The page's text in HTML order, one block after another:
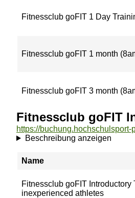
Fitnessclub goFIT 1 Day
Fitnessclub goFIT 1 month
Fitnessclub goFIT 3 month
Fitnessclub goFIT
Beschreibung anzeigen
Name
Fitnessclub goFIT Introductory
inexperienced athletes